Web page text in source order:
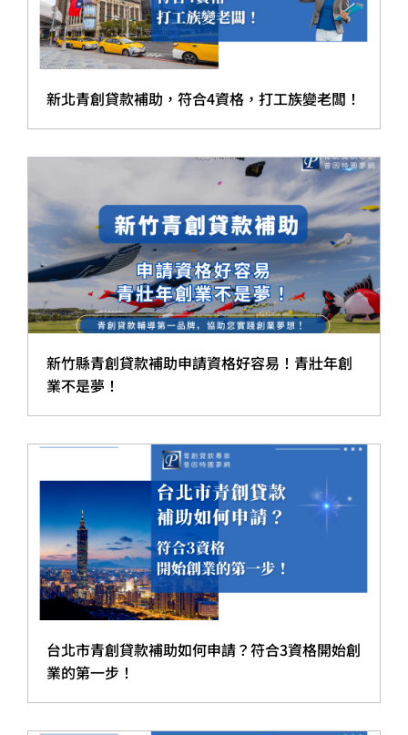
新北青創貸款補助，符合4資格，打工族變老闆！
新竹縣青創貸款補助申請資格好容易！青壯年創
業不是夢！
台北市青創貸款補助如何申請？符合3資格開始創
業的第一步！